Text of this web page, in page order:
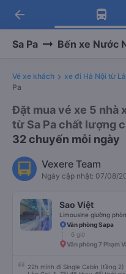
Tải app
Nhận ưu đãi
Tải app
-30k/ghế khi
arrow_back
Sa Pa Bến xe Nước
Vé xe khách xe đi Hà Nội từ
Pa
Đặt mua vé xe 5 nhà
từ Sa Pa chất lượng
32 chuyến mỗi ngày
Vexere Team
Ngày cập nhật: 07/08/
Sao Việt
Văn phòng Sapa
6 giờ
Văn phòng 7 Phạm
22h mình đi Single Cabin (tầng